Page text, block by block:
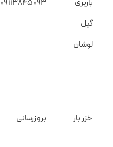
باربری
گیل
لوشان
09113845093
خزر بار بروزرسانی